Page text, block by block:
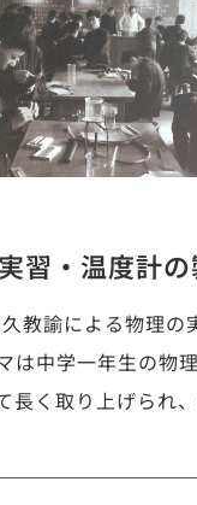
習・温度計
教諭による物理の
は中学一年生の物
長く取り上げられ、